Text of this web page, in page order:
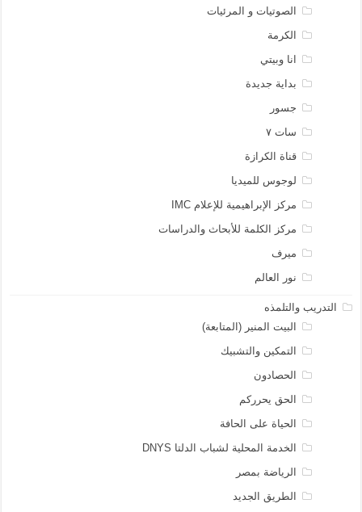
الصوتيات و المرئيات
الكرمة
انا وبيتي
بداية جديدة
جسور
سات ٧
قناة الكرازة
لوجوس للميديا
مركز الإبراهيمية للإعلام IMC
مركز الكلمة للأبحاث والدراسات
ميرف
نور العالم
التدريب والتلمذه
البيت المنير (المتابعة)
التمكين والتشبيك
الحصادون
الحق يحرركم
الحياة على الحافة
الخدمة المحلية لشباب الدلتا DNYS
الرياضة بمصر
الطريق الجديد